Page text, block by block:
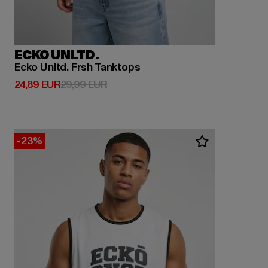
ECKO UNLTD.
Ecko Unltd. Frsh Tanktops
24,89 EUR
Derzeitiger Preis: 24,89 EUR
29,99 EURAktionspreis: 29,99 EUR
-23%